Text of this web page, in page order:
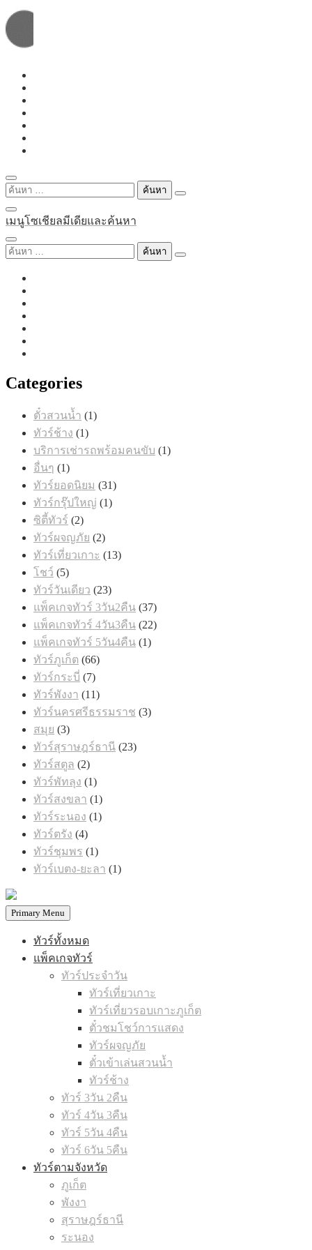
Skip
content
ค้นหา
สำหรับ:
เมนูโซเชียลมีเดียและค้นหา
ค้นหา
Categories
ตั๋วสวนน้ำ 11
ทัวร์ช้าง 11
สินค้า
บริการเช่ารถพร้อมคนขับ 11
อื่นๆ 11
สินค้า
ทัวร์ยอดนิยม 3131
ทัวร์กรุ๊ปใหญ่ 11
ซิตี้ทัวร์ 22
สินค้า
ทัวร์ผจญภัย 22
สินค้า
ทัวร์เที่ยวเกาะ 1313
โชว์ 55
สินค้า
ทัวร์วันเดียว 2323
สินค้า
แพ็คเกจทัวร์ 3วัน2คืน 3737
สินค้า
แพ็คเกจทัวร์ 4วัน3คืน 2222
แพ็คเกจทัวร์ 5วัน4คืน 11
ทัวร์ภูเก็ต 6666
ทัวร์กระบี่ 77
สินค้า
ทัวร์พังงา 1111
ทัวร์นครศรีธรรมราช 33
สมุย 33
สินค้า
ทัวร์สุราษฎร์ธานี 2323
ทัวร์สตูล 22
สินค้า
ทัวร์พัทลุง 11
สินค้า
ทัวร์สงขลา 11
สินค้า
ทัวร์ระนอง 11
ทัวร์ตรัง 44
สินค้า
ทัวร์ชุมพร 11
สินค้า
ทัวร์เบตง-ยะลา 11
Primary Menu
ทัวร์ทั้งหมด
แพ็คเกจทัวร์
ทัวร์ประจำวัน
ทัวร์เที่ยวเกาะ
ทัวร์เที่ยวรอบเกาะภูเก็ต
ตั๋วชมโชว์การแสดง
ทัวร์ผจญภัย
ตั๋วเข้าเล่นสวนน้ำ
ทัวร์ช้าง
ทัวร์ 3วัน 2คืน
ทัวร์ 4วัน 3คืน
ทัวร์ 5วัน 4คืน
ทัวร์ 6วัน 5คืน
ทัวร์ตามจังหวัด
ภูเก็ต
พังงา
สุราษฎร์ธานี
ระนอง